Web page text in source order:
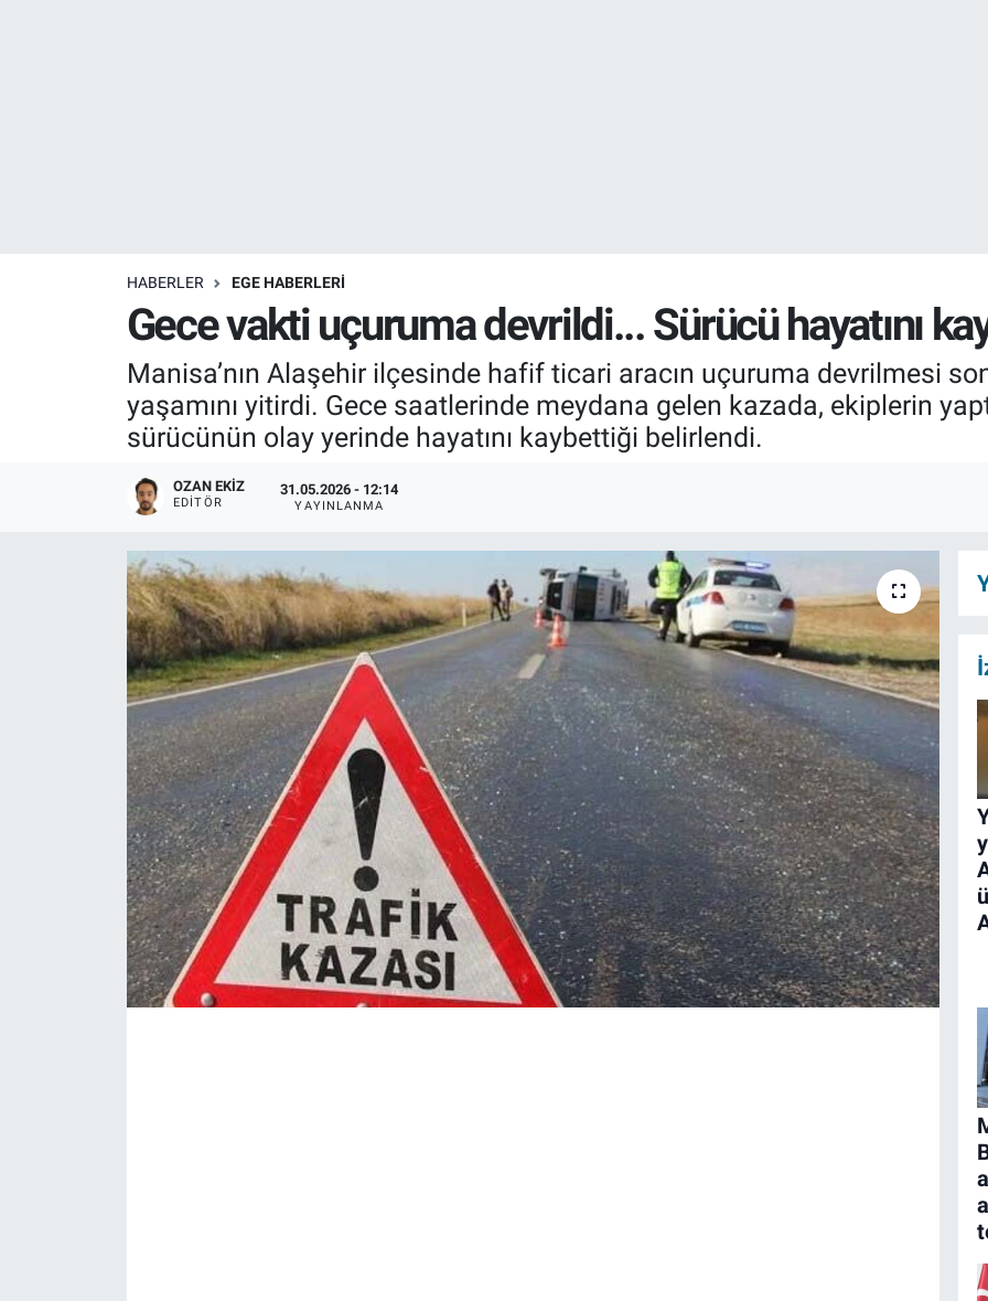
HABERLER EGE HABERLERİ
Gece vakti uçuruma devrildi... Sürücü hayatını
Manisa’nın Alaşehir ilçesinde hafif ticari aracın uçuruma devrilmesi
yaşamını yitirdi. Gece saatlerinde meydana gelen kazada, ekiplerin
sürücünün olay yerinde hayatını kaybettiği belirlendi.
OZAN EKIZ
EDITÖR
31.05.2026 - 12:14
YAYINLANMA